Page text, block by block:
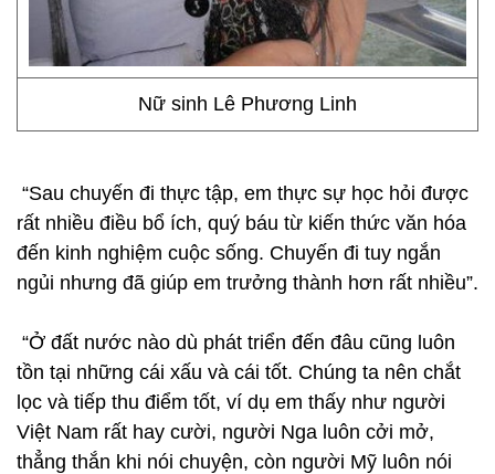
Nữ sinh Lê Phương Linh
“Sau chuyến đi thực tập, em thực sự học hỏi được
rất nhiều điều bổ ích, quý báu từ kiến thức văn hóa
đến kinh nghiệm cuộc sống. Chuyến đi tuy ngắn
ngủi nhưng đã giúp em trưởng thành hơn rất nhiều”.
“Ở đất nước nào dù phát triển đến đâu cũng luôn
tồn tại những cái xấu và cái tốt. Chúng ta nên chắt
lọc và tiếp thu điểm tốt, ví dụ em thấy như người
Việt Nam rất hay cười, người Nga luôn cởi mở,
thẳng thắn khi nói chuyện, còn người Mỹ luôn nói